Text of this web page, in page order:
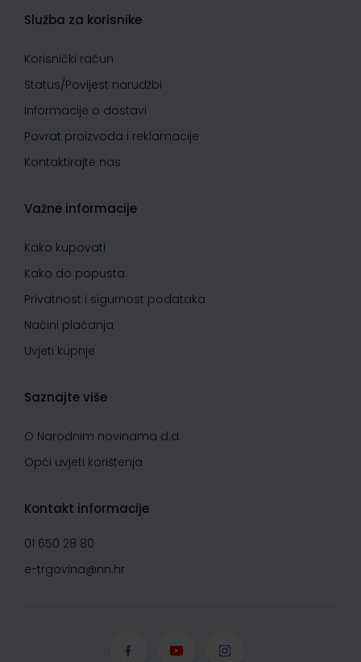
Služba za korisnike
Korisnički račun
Status/Povijest narudžbi
Informacije o dostavi
Povrat proizvoda i reklamacije
Kontaktirajte nas
Važne informacije
Kako kupovati
Kako do popusta
Privatnost i sigurnost podataka
Načini plaćanja
Uvjeti kupnje
Saznajte više
O Narodnim novinama d.d.
Opći uvjeti korištenja
Kontakt informacije
01 650 28 80
e-trgovina@nn.hr